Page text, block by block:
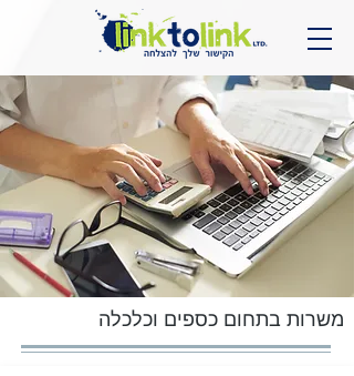
כספים וכלכלה משרות בתחום